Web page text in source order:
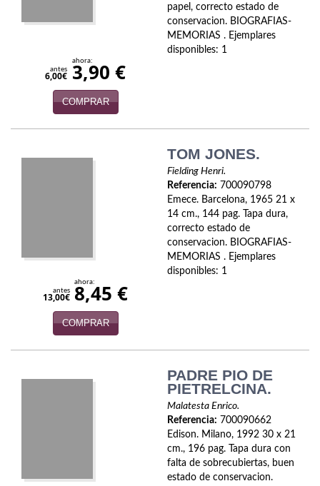
Religión
Segunda Guerra Mundial
Sobre Madrid
papel, correcto estado de
conservacion. BIOGRAFIAS-
MEMORIAS . Ejemplares
disponibles: 1
antes
6,00€
ahora:
3,90 €
COMPRAR
TOM JONES.
Fielding Henri.
Referencia: 700090798
Emece. Barcelona, 1965 21 x
14 cm., 144 pag. Tapa dura,
correcto estado de
conservacion. BIOGRAFIAS-
MEMORIAS . Ejemplares
disponibles: 1
antes
13,00€
ahora:
8,45 €
COMPRAR
PADRE PIO DE
PIETRELCINA.
Malatesta Enrico.
Referencia: 700090662
Edison. Milano, 1992 30 x 21
cm., 196 pag. Tapa dura con
falta de sobrecubiertas, buen
estado de conservacion.